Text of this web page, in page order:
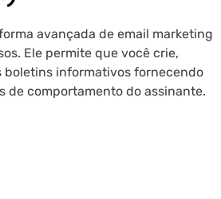
avançada de email marketing
Ele permite que você crie,
boletins informativos fornecendo
de comportamento do assinante.